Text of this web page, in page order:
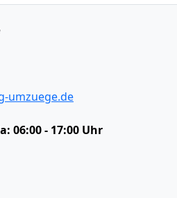
umzuege.de
06:00 - 17:00 Uhr